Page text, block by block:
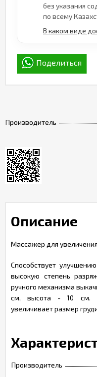
Производитель
без указания
по всему
В каком виде
Поделиться
Описание
Массажер для
Способствует
высокую степень
ручного механизма
см, высота - 10 см.
увеличивает размер
Производитель